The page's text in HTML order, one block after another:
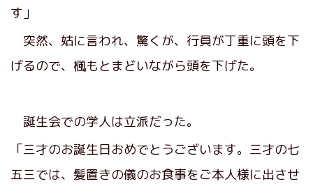
す」
突然、姑に言われ、驚くが、行員が丁重に頭を下
げるので、楓もとまどいながら頭を下げた。
誕生会での学人は立派だった。
「三才のお誕生日おめでとうございます。三才の七
五三では、髪置きの儀のお食事をご本人様に出させ